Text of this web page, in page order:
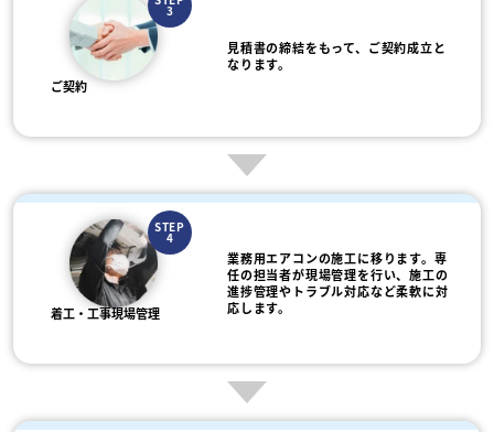
3
ご契約
見積書の締結をもって、ご契約成立と
なります。
STEP
4
着工・工事現場管理
業務用エアコンの施工に移ります。専
任の担当者が現場管理を行い、施工の
進捗管理やトラブル対応など柔軟に対
応します。